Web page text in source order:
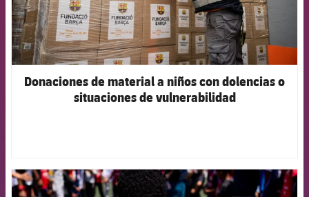
Donaciones de material a niños con dolencias o
situaciones de vulnerabilidad
FCB Barcelona badge